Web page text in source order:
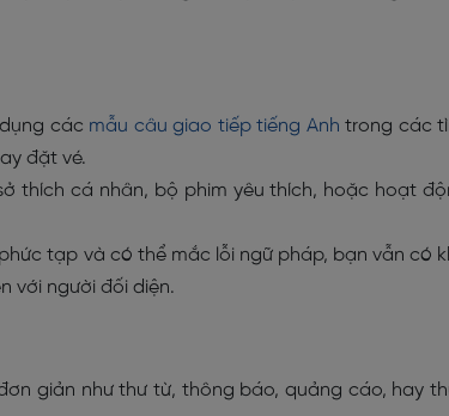
các mẫu câu giao tiếp tiếng Anh trong các
đặt vé.
thích cá nhân, bộ phim yêu thích, hoặc hoạt
tạp và có thể mắc lỗi ngữ pháp, bạn vẫn có
với người đối diện.
giản như thư từ, thông báo, quảng cáo, hay